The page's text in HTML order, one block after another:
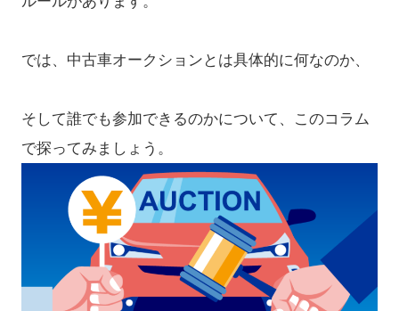
では、中古車オークションとは具体的に何なのか、
そして誰でも参加できるのかについて、このコラム
で探ってみましょう。